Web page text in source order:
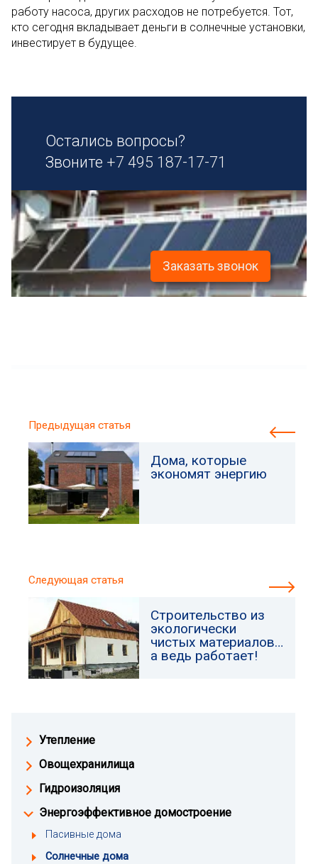
работу насоса, других расходов не потребуется. Тот,
кто сегодня вкладывает деньги в солнечные установки,
инвестирует в будущее.
Остались вопросы?
Звоните +7 495 187-17-71
Заказать звонок
Утепление
Овощехранилища
Гидроизоляция
Энергоэффективное домостроение
Пасивные дома
Солнечные дома
Предыдущая статья
Дома, которые
экономят энергию
Следующая статья
Строительство из
экологически
чистых материалов…
а ведь работает!